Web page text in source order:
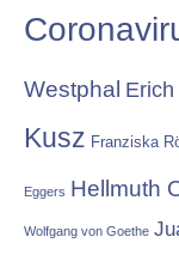
Westphal
Kusz Franziska
Eggers Hellmuth
Wolfgang von Goethe